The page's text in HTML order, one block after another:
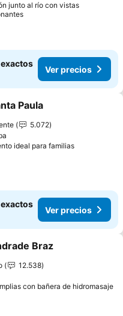
junto al río con vistas
Ver precios
a favoritos
Paula
5.072
ideal para familiasVer
Ver precios
a favoritos
Braz
12.538
con bañera de hidromasaje